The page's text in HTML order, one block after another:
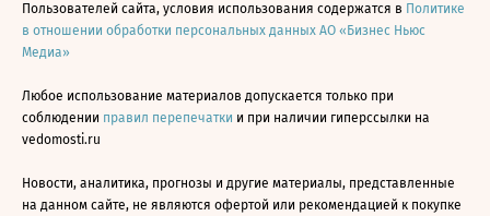
Пользователей сайта, условия использования содержатся в Политике
в отношении обработки персональных данных АО «Бизнес Ньюс
Медиа»
Любое использование материалов допускается только при
соблюдении правил перепечатки и при наличии гиперссылки на
vedomosti.ru
Новости, аналитика, прогнозы и другие материалы, представленные
на данном сайте, не являются офертой или рекомендацией к покупке